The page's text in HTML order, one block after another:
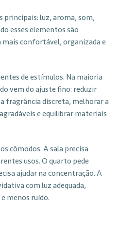
principais: luz, aroma, som,
esses elementos são
mais confortável, organizada e
de estímulos. Na maioria
vem do ajuste fino: reduzir
fragrância discreta, melhorar a
e equilibrar materiais
cômodos. A sala precisa
usos. O quarto pede
ajudar na concentração. A
com luz adequada,
menos ruído.